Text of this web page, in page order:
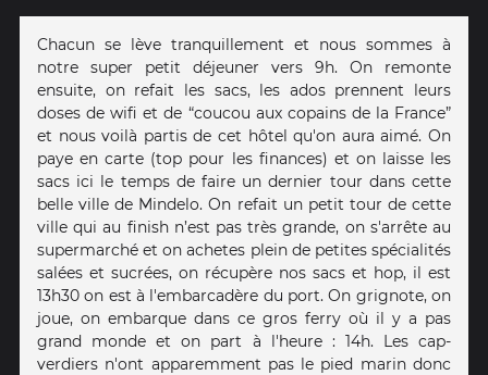
Chacun se lève tranquillement et nous sommes à
notre super petit déjeuner vers 9h. On remonte
ensuite, on refait les sacs, les ados prennent leurs
doses de wifi et de “coucou aux copains de la France”
et nous voilà partis de cet hôtel qu'on aura aimé. On
paye en carte (top pour les finances) et on laisse les
sacs ici le temps de faire un dernier tour dans cette
belle ville de Mindelo. On refait un petit tour de cette
ville qui au finish n’est pas très grande, on s'arrête au
supermarché et on achetes plein de petites spécialités
salées et sucrées, on récupère nos sacs et hop, il est
13h30 on est à l'embarcadère du port. On grignote, on
joue, on embarque dans ce gros ferry où il y a pas
grand monde et on part à l'heure : 14h. Les cap-
verdiers n'ont apparemment pas le pied marin donc